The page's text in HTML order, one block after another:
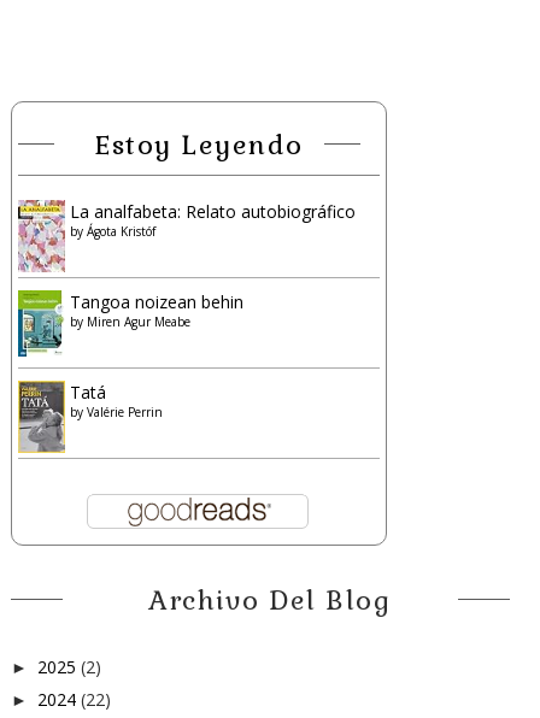
Estoy Leyendo
La analfabeta: Relato autobiográfico
by Ágota Kristóf
Tangoa noizean behin
by Miren Agur Meabe
Tatá
by Valérie Perrin
Archivo Del Blog
► 2025 (2)
► 2024 (22)